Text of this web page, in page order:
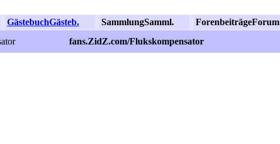
GästebuchGästeb. SammlungSamml. ForenbeiträgeForum
fans.ZidZ.com/Flukskompensator